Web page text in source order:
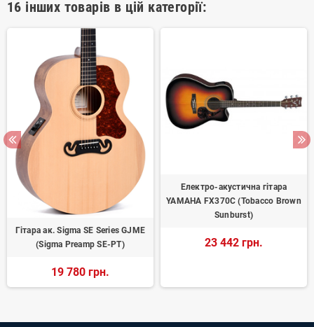
16 інших товарів в цій категорії:
Гітара ак. Sigma SE Series GJME
(Sigma Preamp SE-PT)
19 780 грн.
Електро-акустична гітара
YAMAHA FX370C (Tobacco Brown
Sunburst)
23 442 грн.